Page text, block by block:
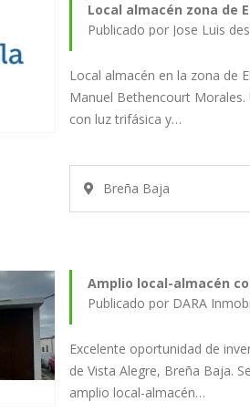
Local almacén zona de
Publicado por Jose Luis
Local almacén en la zona de
Manuel Bethencourt Morales.
con luz trifásica y…
Breña Baja
Amplio local-almacén
Publicado por DARA
Excelente oportunidad de
de Vista Alegre, Breña Baja.
amplio local-almacén…